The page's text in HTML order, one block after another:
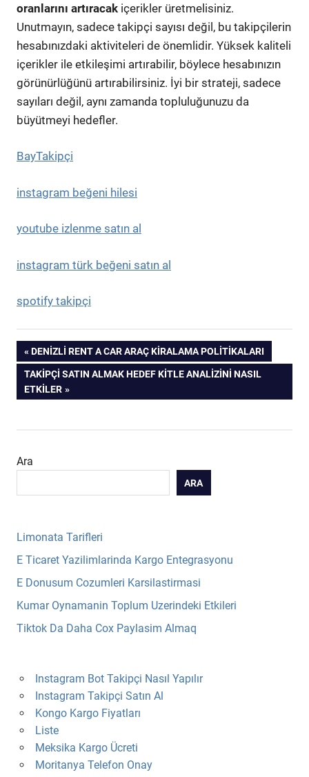
oranlarını artıracak içerikler üretmelisiniz.
Unutmayın, sadece takipçi sayısı değil, bu takipçilerin
hesabınızdaki aktiviteleri de önemlidir. Yüksek kaliteli
içerikler ile etkileşimi artırabilir, böylece hesabınızın
görünürlüğünü artırabilirsiniz. İyi bir strateji, sadece
sayıları değil, aynı zamanda topluluğunuzu da
büyütmeyi hedefler.
BayTakipçi
instagram beğeni hilesi
youtube izlenme satın al
instagram türk beğeni satın al
spotify takipçi
Yazı
gezinmesi
PREVIOUS
POST:
DENIZLI RENT A CAR ARAÇ KIRALAMA POLITIKALARI
NEXT
POST:
TAKIPÇI SATIN ALMAK HEDEF KITLE ANALIZINI NASIL
ETKILER
Ara
ARA
Limonata Tarifleri
E Ticaret Yazilimlarinda Kargo Entegrasyonu
E Donusum Cozumleri Karsilastirmasi
Kumar Oynamanin Toplum Uzerindeki Etkileri
Tiktok Da Daha Cox Paylasim Almaq
Instagram Bot Takipçi Nasıl Yapılır
Instagram Takipçi Satın Al
Kongo Kargo Fiyatları
Liste
Meksika Kargo Ücreti
Moritanya Telefon Onay